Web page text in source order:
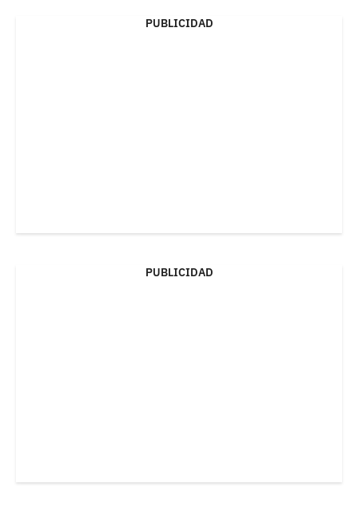
PUBLICIDAD
PUBLICIDAD